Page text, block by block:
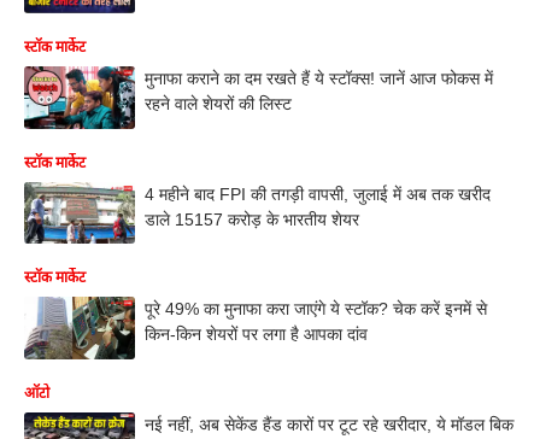
स्टॉक मार्केट
मुनाफा कराने का दम रखते हैं ये स्टॉक्स! जानें आज फोकस में
रहने वाले शेयरों की लिस्ट
स्टॉक मार्केट
4 महीने बाद FPI की तगड़ी वापसी, जुलाई में अब तक खरीद
डाले 15157 करोड़ के भारतीय शेयर
स्टॉक मार्केट
पूरे 49% का मुनाफा करा जाएंगे ये स्टॉक? चेक करें इनमें से
किन-किन शेयरों पर लगा है आपका दांव
ऑटो
नई नहीं, अब सेकेंड हैंड कारों पर टूट रहे खरीदार, ये मॉडल बिक